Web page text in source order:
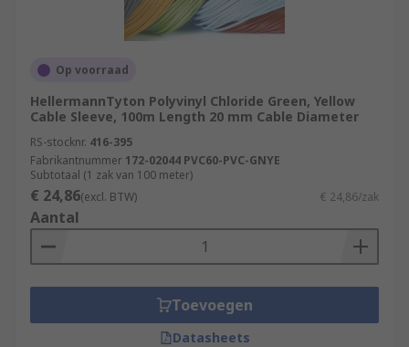
Op voorraad
HellermannTyton Polyvinyl Chloride Green, Yellow
Cable Sleeve, 100m Length 20 mm Cable Diameter
RS-stocknr. 416-395
Fabrikantnummer 172-02044 PVC60-PVC-GNYE
Subtotaal (1 zak van 100 meter)
€ 24,86(excl. BTW) € 24,86/zak
Aantal
Toevoegen
Datasheets